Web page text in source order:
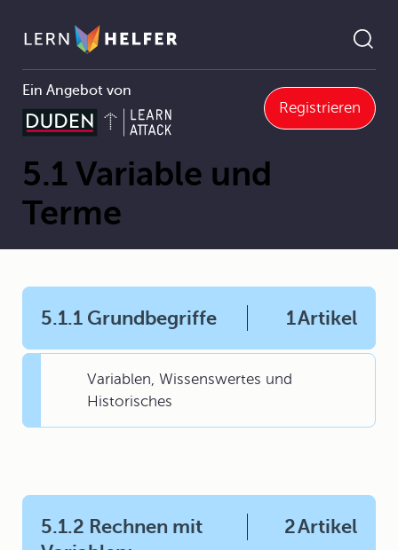
Ein Angebot von
Registrieren
Pfadnavigation 5.1 Variable und Terme
5.1 Variable und
Terme
5.1.1 Grundbegriffe 1Artikel
Variablen, Wissenswertes und
Historisches
5.1.2 Rechnen mit
2Artikel